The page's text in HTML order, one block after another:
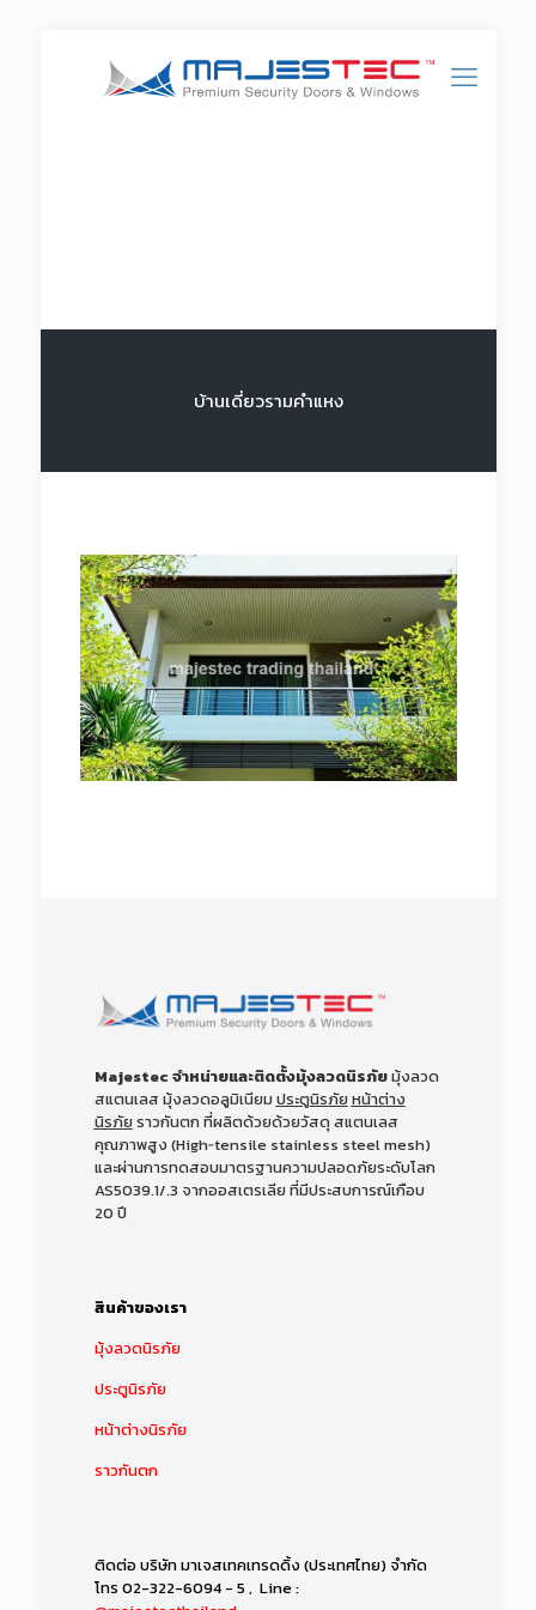
บ้านเดี่ยวรามคำแหง
Majestec จำหน่ายและติดตั้งมุ้งลวดนิรภัยมุ้งลวด
สแตนเลส มุ้งลวดอลูมิเนียม ประตูนิรภัย หน้าต่าง
นิรภัย ราวกันตก ที่ผลิตด้วยด้วยวัสดุ สแตนเลส
คุณภาพสูง (High‑tensile stainless steel mesh)
และผ่านการทดสอบมาตรฐานความปลอดภัยระดับโลก
AS5039.1/.3 จากออสเตรเลีย ที่มีประสบการณ์เกือบ
20 ปี
สินค้าของเรา
มุ้งลวดนิรภัย
ประตูนิรภัย
หน้าต่างนิรภัย
ราวกันตก
ติดต่อ บริษัท มาเจสเทคเทรดดิ้ง (ประเทศไทย) จำกัด
โทร 02-322-6094 - 5 , Line :